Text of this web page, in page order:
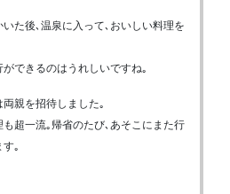
た後､温泉に入って､おいしい料理を
できるのはうれしいですね｡
親を招待しました｡
超一流｡帰省のたび､あそこにまた行
｡